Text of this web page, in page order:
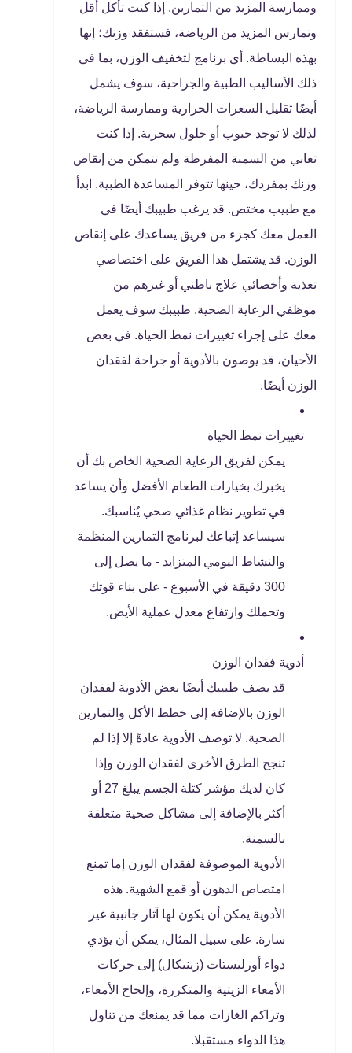
وممارسة المزيد من التمارين. إذا كنت تأكل أقل
وتمارس المزيد من الرياضة، فستفقد وزنك؛ إنها
بهذه البساطة. أي برنامج لتخفيف الوزن، بما في
ذلك الأساليب الطبية والجراحية، سوف يشمل
أيضًا تقليل السعرات الحرارية وممارسة الرياضة،
لذلك لا توجد حبوب أو حلول سحرية. إذا كنت
تعاني من السمنة المفرطة ولم تتمكن من إنقاص
وزنك بمفردك، حينها تتوفر المساعدة الطبية. ابدأ
مع طبيب مختص. قد يرغب طبيبك أيضًا في
العمل معك كجزء من فريق يساعدك على إنقاص
الوزن. قد يشتمل هذا الفريق على اختصاصي
تغذية وأخصائي علاج باطني أو غيرهم من
موظفي الرعاية الصحية. طبيبك سوف يعمل
معك على إجراء تغييرات نمط الحياة. في بعض
الأحيان، قد يوصون بالأدوية أو جراحة لفقدان
الوزن أيضًا.
تغييرات نمط الحياة
يمكن لفريق الرعاية الصحية الخاص بك أن
يخبرك بخيارات الطعام الأفضل وأن يساعد
في تطوير نظام غذائي صحي يُناسبك.
سيساعد إتباعك لبرنامج التمارين المنظمة
والنشاط اليومي المتزايد - ما يصل إلى
300 دقيقة في الأسبوع - على بناء قوتك
وتحملك وارتفاع معدل عملية الأيض.
أدوية فقدان الوزن
قد يصف طبيبك أيضًا بعض الأدوية لفقدان
الوزن بالإضافة إلى خطط الأكل والتمارين
الصحية. لا توصف الأدوية عادةً إلا إذا لم
تنجح الطرق الأخرى لفقدان الوزن وإذا
كان لديك مؤشر كتلة الجسم يبلغ 27 أو
أكثر بالإضافة إلى مشاكل صحية متعلقة
بالسمنة.
الأدوية الموصوفة لفقدان الوزن إما تمنع
امتصاص الدهون أو قمع الشهية. هذه
الأدوية يمكن أن يكون لها آثار جانبية غير
سارة. على سبيل المثال، يمكن أن يؤدي
دواء أورليستات (زينيكال) إلى حركات
الأمعاء الزيتية والمتكررة، وإلحاح الأمعاء،
وتراكم الغازات مما قد يمنعك من تناول
هذا الدواء مستقبلا.